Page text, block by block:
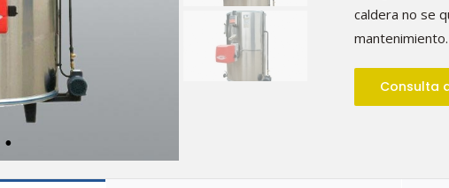
caldera no se
mantenimiento.
Consulta